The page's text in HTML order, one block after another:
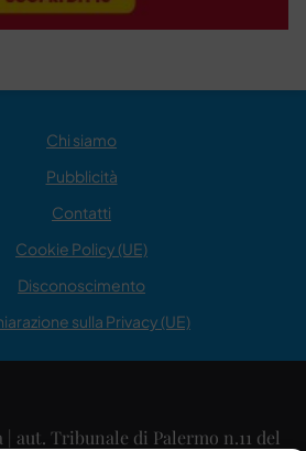
Chi siamo
Pubblicità
Contatti
Cookie Policy (UE)
Disconoscimento
sulla Privacy (UE)
aut. Tribunale di Palermo n.11 del